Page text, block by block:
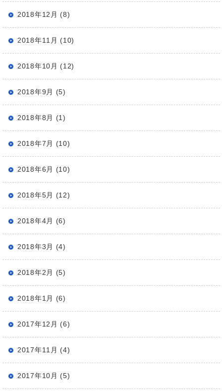
2018年12月 (8)
2018年11月 (10)
2018年10月 (12)
2018年9月 (5)
2018年8月 (1)
2018年7月 (10)
2018年6月 (10)
2018年5月 (12)
2018年4月 (6)
2018年3月 (4)
2018年2月 (5)
2018年1月 (6)
2017年12月 (6)
2017年11月 (4)
2017年10月 (5)